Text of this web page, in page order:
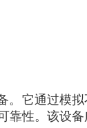
。它通过模
靠性。该设